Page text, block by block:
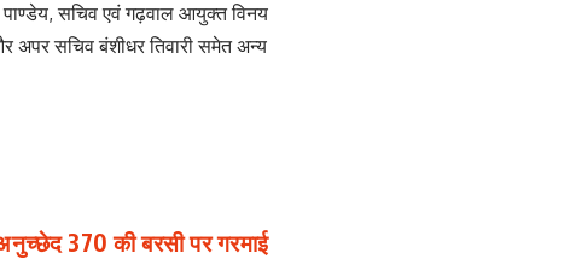
सचिव एवं गढ़वाल आयुक्त विनय
सचिव बंशीधर तिवारी समेत अन्य
370 की बरसी पर गरमाई